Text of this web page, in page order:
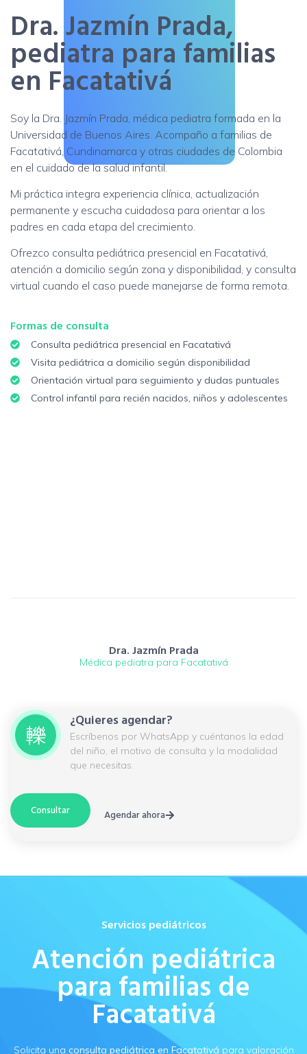
Dra. Jazmín Prada,
pediatra para familias
en Facatativá
Soy la Dra. Jazmín Prada, médica pediatra formada en la
Universidad de Buenos Aires. Acompaño a familias de
Facatativá, Cundinamarca y otras ciudades de Colombia
en el cuidado de la salud infantil.
Mi práctica integra experiencia clínica, actualización
permanente y escucha cuidadosa para orientar a los
padres en cada etapa del crecimiento.
Ofrezco consulta pediátrica presencial en Facatativá,
atención a domicilio según zona y disponibilidad, y consulta
virtual cuando el caso puede manejarse de forma remota.
Formas de consulta
Consulta pediátrica presencial en Facatativá
Visita pediátrica a domicilio según disponibilidad
Orientación virtual para seguimiento y dudas puntuales
Control infantil para recién nacidos, niños y adolescentes
Dra. Jazmín Prada
Médica pediatra para Facatativá
¿Quieres agendar?
Escríbenos por WhatsApp y cuéntanos la edad
del niño, el motivo de consulta y la modalidad
que necesitas.
Consultar Agendar ahora
Servicios pediátricos
Atención pediátrica
para familias de
Facatativá
Solicita una consulta pediátrica en Facatativá para valoración